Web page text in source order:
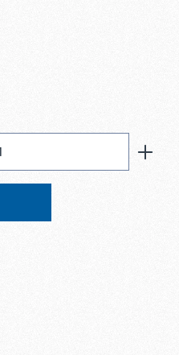
gewünschten Wert ein